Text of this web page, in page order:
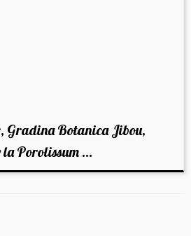
Gradina Botanica Jibou,
Porolissum ...